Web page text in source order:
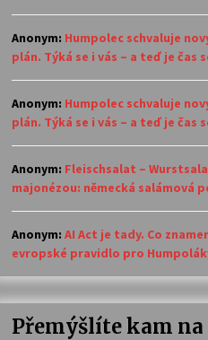
Anonym: Humpolec schvaluje
plán. Týká se i vás – a teď je čas
Anonym: Humpolec schvaluje
plán. Týká se i vás – a teď je čas
Anonym: Fleischsalat –
majonézou: německá salámová
Anonym: AI Act je tady. Co
evropské pravidlo pro
Přemýšlíte kam na